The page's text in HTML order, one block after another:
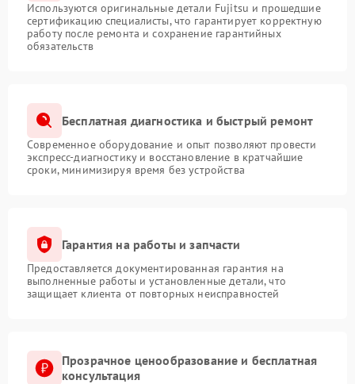
Используются оригинальные детали Fujitsu и прошедшие
сертификацию специалисты, что гарантирует корректную
работу после ремонта и сохранение гарантийных
обязательств
Бесплатная диагностика и быстрый ремонт
Современное оборудование и опыт позволяют провести
экспресс-диагностику и восстановление в кратчайшие
сроки, минимизируя время без устройства
Гарантия на работы и запчасти
Предоставляется документированная гарантия на
выполненные работы и установленные детали, что
защищает клиента от повторных неисправностей
Прозрачное ценообразование и бесплатная
консультация